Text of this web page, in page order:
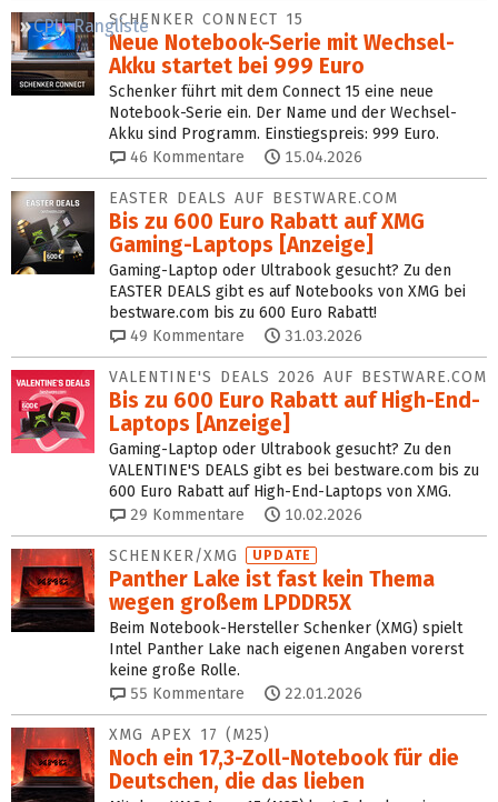
CPU-RanglisteSCHENKER CONNECT 15
Neue Notebook-Serie mit Wechsel-
Akku startet bei 999 Euro
Schenker führt mit dem Connect 15 eine neue
Notebook-Serie ein. Der Name und der Wechsel-
Akku sind Programm. Einstiegspreis: 999 Euro.
46 Kommentare 15.04.2026
EASTER DEALS AUF BESTWARE.COM
Bis zu 600 Euro Rabatt auf XMG
Gaming-Laptops [Anzeige]
Gaming-Laptop oder Ultrabook gesucht? Zu den
EASTER DEALS gibt es auf Notebooks von XMG bei
bestware.com bis zu 600 Euro Rabatt!
49 Kommentare 31.03.2026
VALENTINE'S DEALS 2026 AUF BESTWARE.COM
Bis zu 600 Euro Rabatt auf High-End-
Laptops [Anzeige]
Gaming-Laptop oder Ultrabook gesucht? Zu den
VALENTINE'S DEALS gibt es bei bestware.com bis zu
600 Euro Rabatt auf High-End-Laptops von XMG.
29 Kommentare 10.02.2026
SCHENKER/XMG UPDATE
Panther Lake ist fast kein Thema
wegen großem LPDDR5X
Beim Notebook-Hersteller Schenker (XMG) spielt
Intel Panther Lake nach eigenen Angaben vorerst
keine große Rolle.
55 Kommentare 22.01.2026
XMG APEX 17 (M25)
Noch ein 17,3-Zoll-Notebook für die
Deutschen, die das lieben